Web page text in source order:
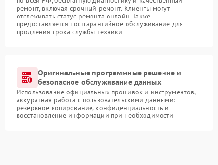
ремонт, включая срочный ремонт. Клиенты могут
отслеживать статус ремонта онлайн. Также
предоставляется постгарантийное обслуживание для
продления срока службы техники
Оригинальные программные решение и
безопасное обслуживание данных
Использование официальных прошивок и инструментов,
аккуратная работа с пользовательскими данными:
резервное копирование, конфиденциальность и
восстановление информации при необходимости